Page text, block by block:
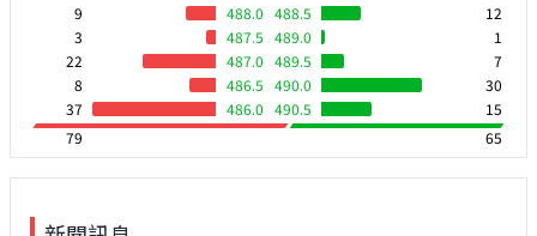
9
488.0
3
487.5
22
487.0
8
486.5
37
486.0
488.5
12
489.0
1
489.5
7
490.0
30
490.5
15
79
65